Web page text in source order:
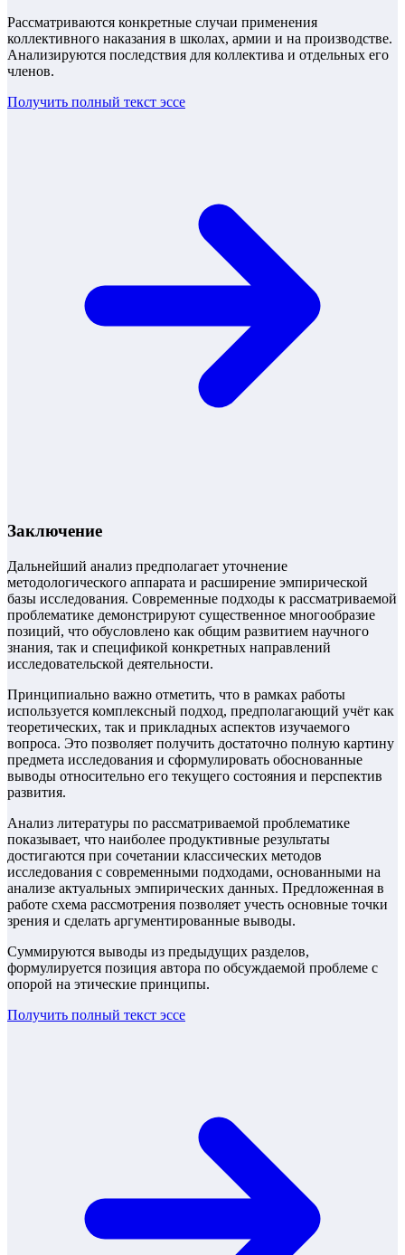
Рассматриваются конкретные случаи применения
коллективного наказания в школах, армии и на производстве.
Анализируются последствия для коллектива и отдельных его
членов.
Получить полный текст эссе
Заключение
Дальнейший анализ предполагает уточнение
методологического аппарата и расширение эмпирической
базы исследования. Современные подходы к рассматриваемой
проблематике демонстрируют существенное многообразие
позиций, что обусловлено как общим развитием научного
знания, так и спецификой конкретных направлений
исследовательской деятельности.
Принципиально важно отметить, что в рамках работы
используется комплексный подход, предполагающий учёт как
теоретических, так и прикладных аспектов изучаемого
вопроса. Это позволяет получить достаточно полную картину
предмета исследования и сформулировать обоснованные
выводы относительно его текущего состояния и перспектив
развития.
Анализ литературы по рассматриваемой проблематике
показывает, что наиболее продуктивные результаты
достигаются при сочетании классических методов
исследования с современными подходами, основанными на
анализе актуальных эмпирических данных. Предложенная в
работе схема рассмотрения позволяет учесть основные точки
зрения и сделать аргументированные выводы.
Суммируются выводы из предыдущих разделов,
формулируется позиция автора по обсуждаемой проблеме с
опорой на этические принципы.
Получить полный текст эссе